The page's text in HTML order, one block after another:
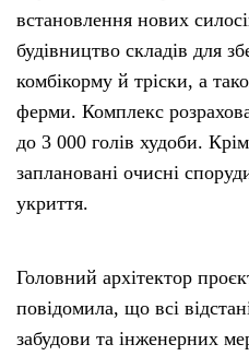
встановлення нових
будівництво складів для
комбікорму й тріски, а
ферми. Комплекс
до 3 000 голів худоби.
заплановані очисні
укриття.
Головний архітектор
повідомила, що всі
забудови та інженерних